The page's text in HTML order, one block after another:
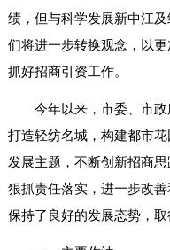
绩，但与科学发展新中江
们将进一步转换观念，以
抓好招商引资工作。
今年以来，市委、市
打造轻纺名城，构建都市
发展主题，不断创新招商
狠抓责任落实，进一步改
保持了良好的发展态势，取